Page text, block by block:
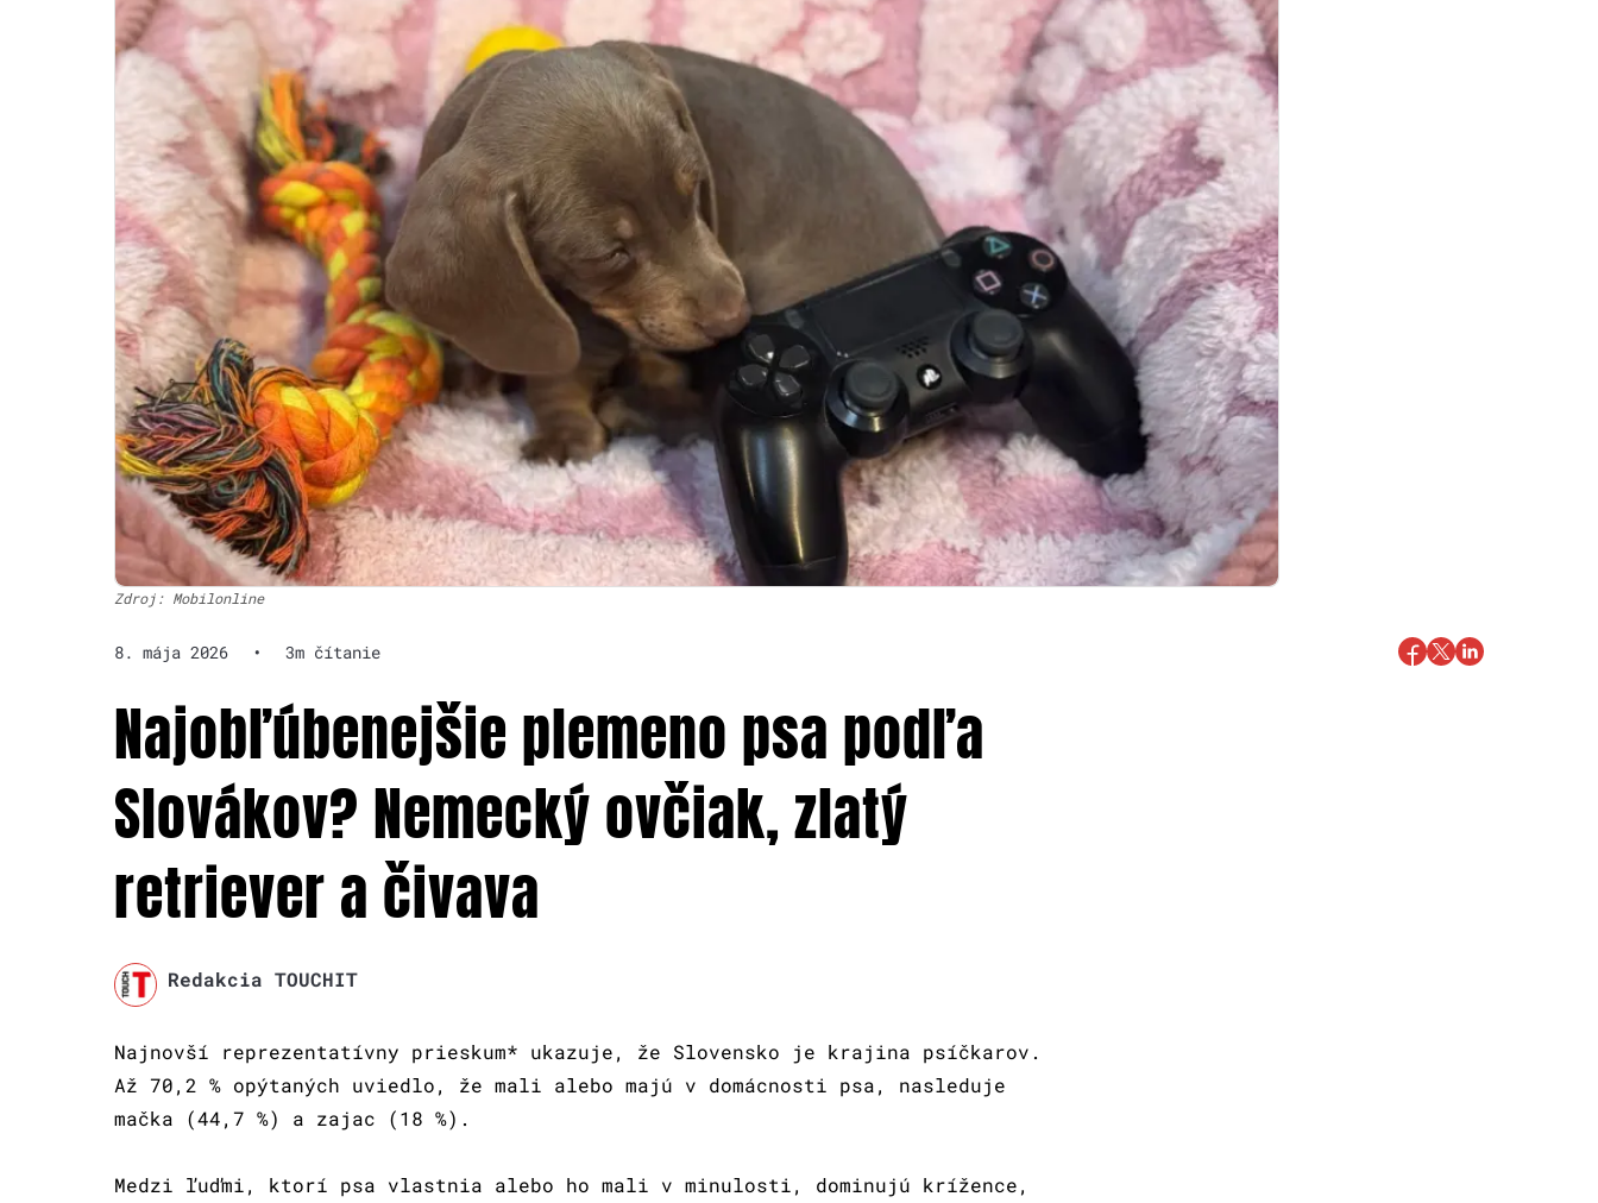
Zdroj: Mobilonline
8. mája 2026 • 3m čítanie
Najobľúbenejšie plemeno psa podľa
Slovákov? Nemecký ovčiak, zlatý
retriever a čivava
Redakcia TOUCHIT
Najnovší reprezentatívny prieskum* ukazuje, že Slovensko je krajina psíčkarov.
Až 70,2 % opýtaných uviedlo, že mali alebo majú v domácnosti psa, nasleduje
mačka (44,7 %) a zajac (18 %).
Medzi ľuďmi, ktorí psa vlastnia alebo ho mali v minulosti, dominujú krížence,